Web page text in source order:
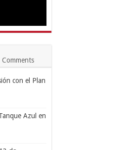
Comments
con el Plan
Azul en